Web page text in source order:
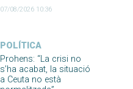
07/08/2026 10:36
POLÍTICA
Prohens: “La crisi no
s’ha acabat, la situació
a Ceuta no està